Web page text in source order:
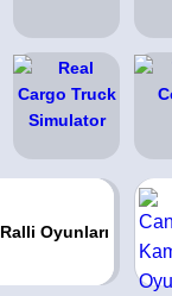
Ralli Oyunları